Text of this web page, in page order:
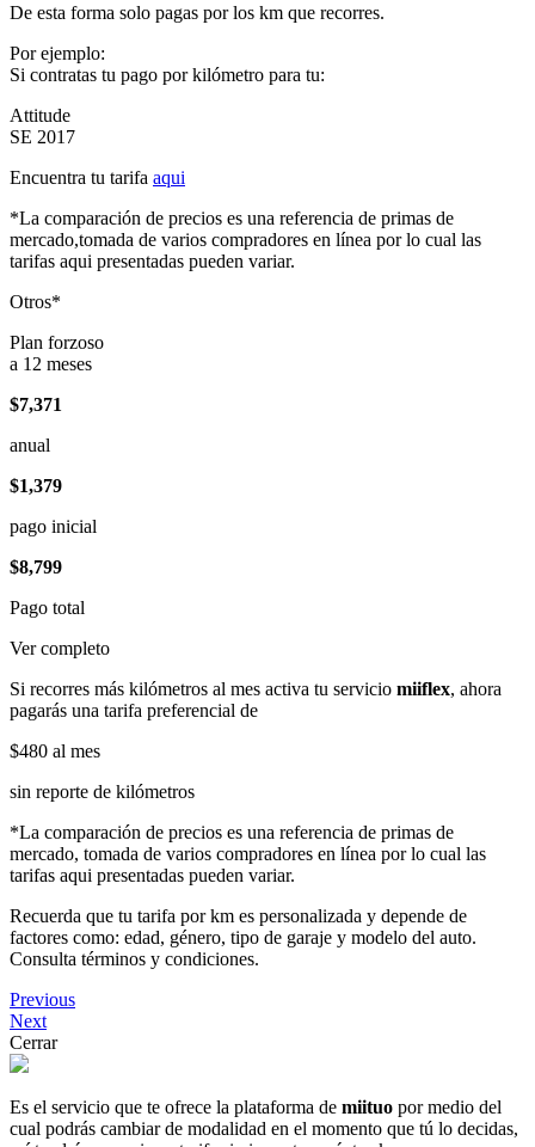
De esta forma solo pagas por los km que recorres.
Por ejemplo:
Si contratas tu pago por kilómetro para tu:
Attitude
SE 2017
Encuentra tu tarifa aqui
*La comparación de precios es una referencia de primas de
mercado,tomada de varios compradores en línea por lo cual las
tarifas aqui presentadas pueden variar.
Otros*
Plan forzoso
a 12 meses
$7,371
anual
$1,379
pago inicial
$8,799
Pago total
Ver completo
Si recorres más kilómetros al mes activa tu servicio miiflex, ahora
pagarás una tarifa preferencial de
$480 al mes
sin reporte de kilómetros
*La comparación de precios es una referencia de primas de
mercado, tomada de varios compradores en línea por lo cual las
tarifas aqui presentadas pueden variar.
Recuerda que tu tarifa por km es personalizada y depende de
factores como: edad, género, tipo de garaje y modelo del auto.
Consulta términos y condiciones.
Previous
Next
Cerrar
Es el servicio que te ofrece la plataforma de miituo por medio del
cual podrás cambiar de modalidad en el momento que tú lo decidas,